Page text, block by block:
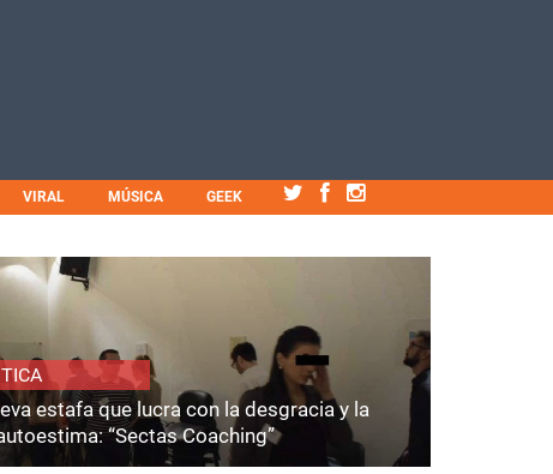
VIRAL MÚSICA GEEK
estafa que lucra con la desgracia y la
“Sectas Coaching”